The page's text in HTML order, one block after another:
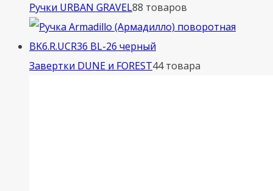
Ручки URBAN GRAVEL88 товаров
Завертки DUNE и FOREST44 товара